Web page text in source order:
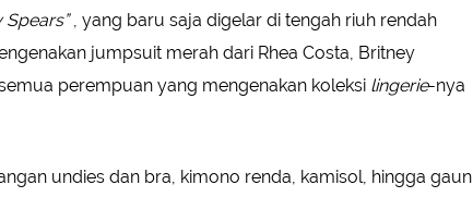
Spears”, yang baru saja digelar di tengah riuh rendah
jumpsuit merah dari Rhea Costa, Britney
perempuan yang mengenakan koleksi lingerie-nya
undies dan bra, kimono renda, kamisol, hingga gaun